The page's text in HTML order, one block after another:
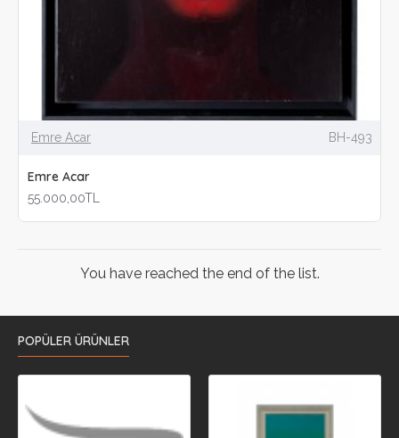
Emre Acar BH-493
Emre Acar
55.000,00TL
You have reached the end of the list.
POPÜLER ÜRÜNLER